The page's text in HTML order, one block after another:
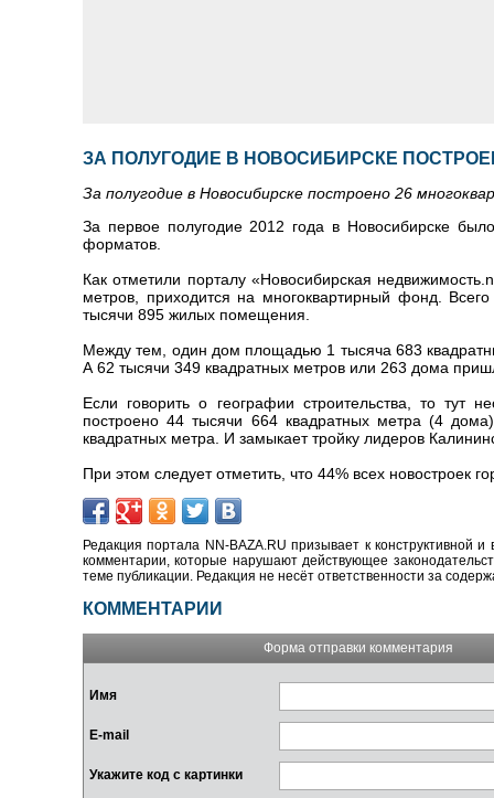
ЗА ПОЛУГОДИЕ В НОВОСИБИРСКЕ
За полугодие в Новосибирске построено 26
За первое полугодие 2012 года в Новосибирске
форматов.
Как отметили порталу «Новосибирская
метров, приходится на многоквартирный фонд.
тысячи 895 жилых помещения.
Между тем, один дом площадью 1 тысяча 683
А 62 тысячи 349 квадратных метров или 263 дома
Если говорить о географии строительства, то
построено 44 тысячи 664 квадратных метра (4
квадратных метра. И замыкает тройку лидеров
При этом следует отметить, что 44% всех новостроек
Редакция портала NN-BAZA.RU призывает к конструктивной
комментарии, которые нарушают действующее
теме публикации. Редакция не несёт ответственности за
КОММЕНТАРИИ
Форма отправки комментария
Имя
E-mail
Укажите код с картинки